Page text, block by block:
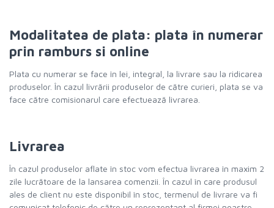
Modalitatea de plata: plata în numerar
prin ramburs si online
Plata cu numerar se face în lei, integral, la livrare sau la ridicarea
produselor. În cazul livrării produselor de către curieri, plata se va
face către comisionarul care efectuează livrarea.
Livrarea
În cazul produselor aflate în stoc vom efectua livrarea în maxim 2
zile lucrătoare de la lansarea comenzii. În cazul în care produsul
ales de client nu este disponibil în stoc, termenul de livrare va fi